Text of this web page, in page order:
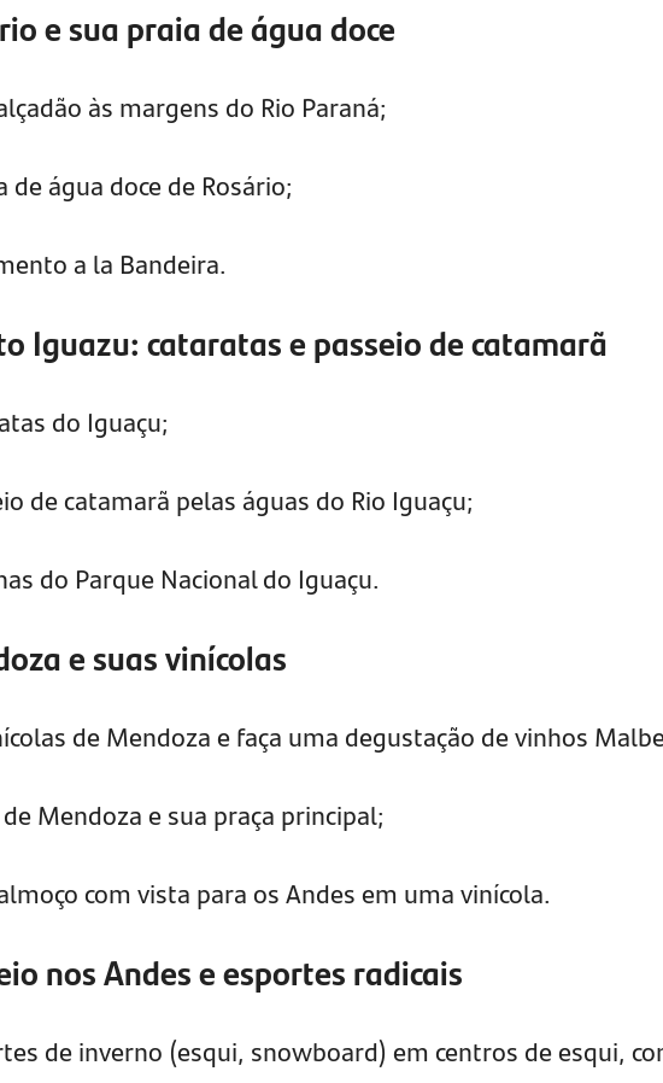
e sua praia de água doce
às margens do Rio Paraná;
de água doce de Rosário;
a la Bandeira.
Iguazu: cataratas e passeio de catamarã
do Iguaçu;
de catamarã pelas águas do Rio Iguaçu;
do Parque Nacional do Iguaçu.
e suas vinícolas
de Mendoza e faça uma degustação de vinhos
Mendoza e sua praça principal;
com vista para os Andes em uma vinícola.
nos Andes e esportes radicais
de inverno (esqui, snowboard) em centros de esqui,